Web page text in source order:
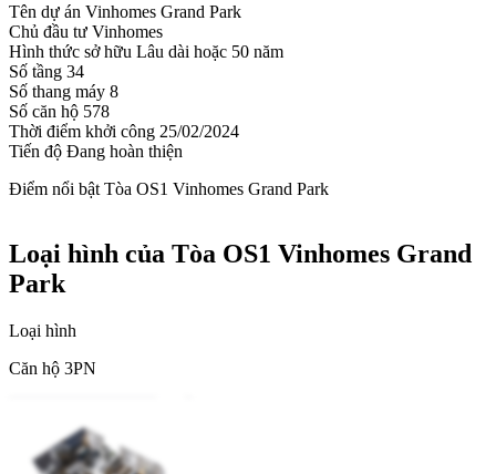
Tên dự án Vinhomes Grand Park
Chủ đầu tư Vinhomes
Hình thức sở hữu Lâu dài hoặc 50 năm
Số tầng 34
Số thang máy 8
Số căn hộ 578
Thời điểm khởi công 25/02/2024
Tiến độ Đang hoàn thiện
Điểm nổi bật Tòa OS1 Vinhomes Grand Park
Loại hình của Tòa OS1 Vinhomes Grand
Park
Loại hình
Căn hộ 3PN